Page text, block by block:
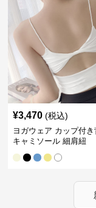
¥3,470 (税込)
ヨガウェア カップ付き
キャミソール 細肩紐